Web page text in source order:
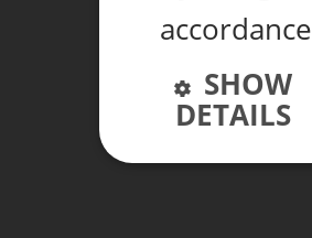
SHOW
DETAILS